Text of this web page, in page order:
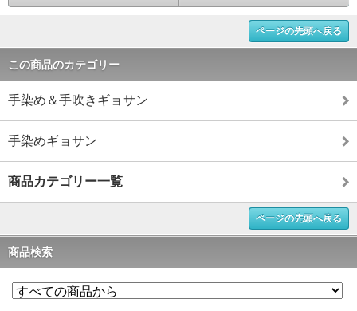
ページの先頭へ戻る
この商品のカテゴリー
手染め＆手吹きギョサン
手染めギョサン
商品カテゴリー一覧
ページの先頭へ戻る
商品検索